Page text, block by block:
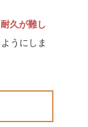
耐久が難し
うにしま